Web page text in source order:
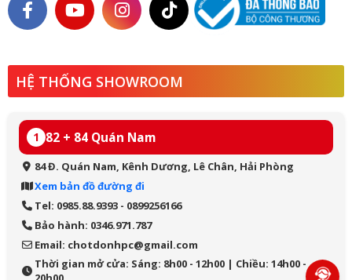
HỆ THỐNG SHOWROOM
1 82 + 84 Quán Nam
84 Đ. Quán Nam, Kênh Dương, Lê Chân, Hải Phòng
Xem bản đồ đường đi
Tel: 0985.88.9393 - 0899256166
Bảo hành: 0346.971.787
Email: chotdonhpc@gmail.com
Thời gian mở cửa: Sáng: 8h00 - 12h00 | Chiều: 14h00 -